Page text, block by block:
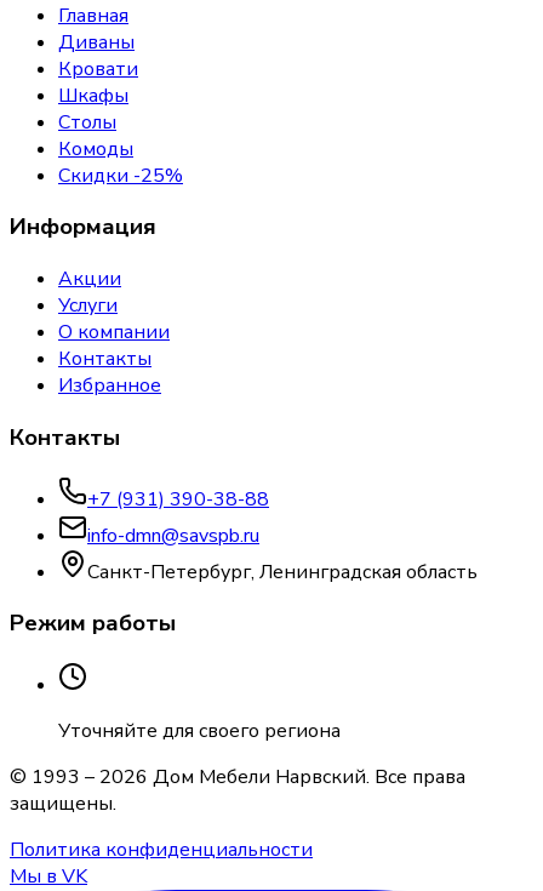
Главная
Диваны
Кровати
Шкафы
Столы
Комоды
Скидки -25%
Информация
Акции
Услуги
О компании
Контакты
Избранное
Контакты
+7 (931) 390-38-88
info-dmn@savspb.ru
Санкт-Петербург, Ленинградская область
Режим работы
Уточняйте для своего региона
© 1993 – 2026 Дом Мебели Нарвский. Все права
защищены.
Политика конфиденциальности
Мы в VK